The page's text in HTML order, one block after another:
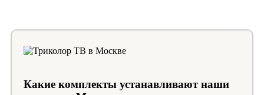
Какие комплекты устанавливают наши